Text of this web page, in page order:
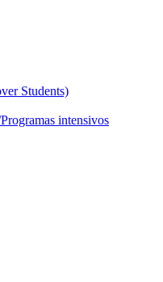
Students)
intensivos